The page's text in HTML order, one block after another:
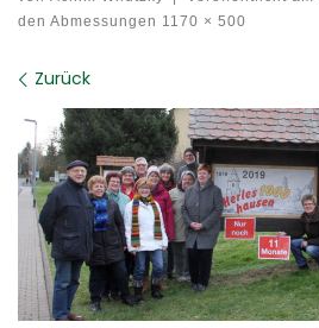
den Abmessungen 1170 × 500
Bilder Navigation
Zurück